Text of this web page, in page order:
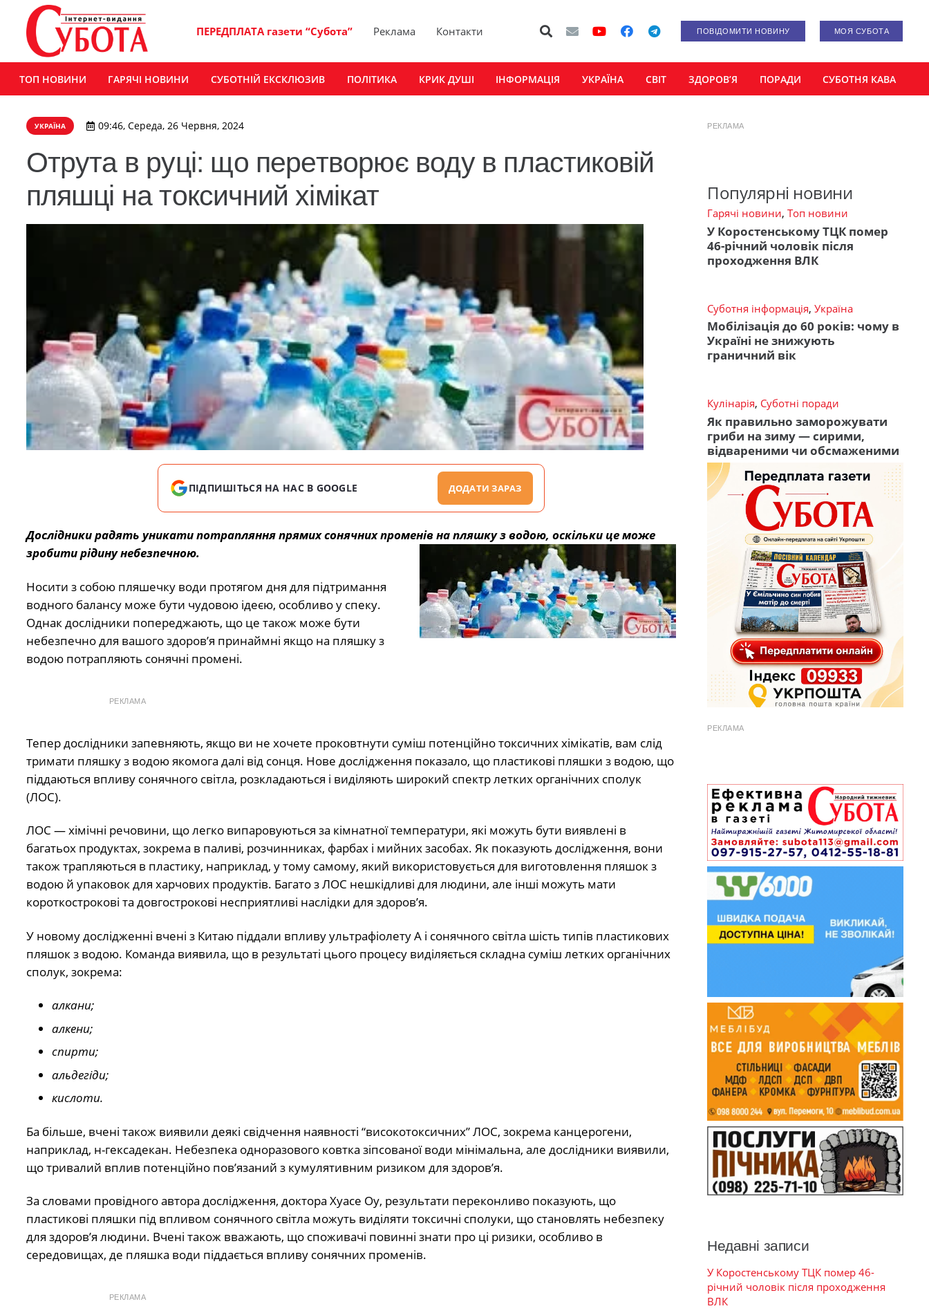
ПЕРЕДПЛАТА газети “Субота” Реклама Контакти ПОВІДОМИТИ НОВИНУ МОЯ СУБОТА
ТОП НОВИНИ ГАРЯЧІ НОВИНИ СУБОТНІЙ ЕКСКЛЮЗИВ ПОЛІТИКА КРИК ДУШІ ІНФОРМАЦІЯ УКРАЇНА СВІТ ЗДОРОВ’Я ПОРАДИ СУБОТНЯ КАВА
УКРАЇНА 09:46, Середа, 26 Червня, 2024
Отрута в руці: що перетворює воду в пластиковій
пляшці на токсичний хімікат
ПІДПИШІТЬСЯ НА НАС В GOOGLE ДОДАТИ ЗАРАЗ
Дослідники радять уникати потрапляння прямих сонячних променів на пляшку з водою, оскільки це може
зробити рідину небезпечною.
Носити з собою пляшечку води протягом дня для підтримання
водного балансу може бути чудовою ідеєю, особливо у спеку.
Однак дослідники попереджають, що це також може бути
небезпечно для вашого здоров’я принаймні якщо на пляшку з
водою потрапляють сонячні промені.
РЕКЛАМА
Тепер дослідники запевняють, якщо ви не хочете проковтнути суміш потенційно токсичних хімікатів, вам слід
тримати пляшку з водою якомога далі від сонця. Нове дослідження показало, що пластикові пляшки з водою, що
піддаються впливу сонячного світла, розкладаються і виділяють широкий спектр летких органічних сполук
(ЛОС).
ЛОС — хімічні речовини, що легко випаровуються за кімнатної температури, які можуть бути виявлені в
багатьох продуктах, зокрема в паливі, розчинниках, фарбах і мийних засобах. Як показують дослідження, вони
також трапляються в пластику, наприклад, у тому самому, який використовується для виготовлення пляшок з
водою й упаковок для харчових продуктів. Багато з ЛОС нешкідливі для людини, але інші можуть мати
короткострокові та довгострокові несприятливі наслідки для здоров’я.
У новому дослідженні вчені з Китаю піддали впливу ультрафіолету А і сонячного світла шість типів пластикових
пляшок з водою. Команда виявила, що в результаті цього процесу виділяється складна суміш летких органічних
сполук, зокрема:
алкани;
алкени;
спирти;
альдегіди;
кислоти.
Ба більше, вчені також виявили деякі свідчення наявності “високотоксичних” ЛОС, зокрема канцерогени,
наприклад, н-гексадекан. Небезпека одноразового ковтка зіпсованої води мінімальна, але дослідники виявили,
що тривалий вплив потенційно пов’язаний з кумулятивним ризиком для здоров’я.
За словами провідного автора дослідження, доктора Хуасе Оу, результати переконливо показують, що
пластикові пляшки під впливом сонячного світла можуть виділяти токсичні сполуки, що становлять небезпеку
для здоров’я людини. Вчені також вважають, що споживачі повинні знати про ці ризики, особливо в
середовищах, де пляшка води піддається впливу сонячних променів.
РЕКЛАМА
РЕКЛАМА
Популярні новини
Гарячі новини, Топ новини
У Коростенському ТЦК помер
46-річний чоловік після
проходження ВЛК
Суботня інформація, Україна
Мобілізація до 60 років: чому в
Україні не знижують
граничний вік
Кулінарія, Суботні поради
Як правильно заморожувати
гриби на зиму — сирими,
відвареними чи обсмаженими
РЕКЛАМА
Недавні записи
У Коростенському ТЦК помер 46-
річний чоловік після проходження
ВЛК